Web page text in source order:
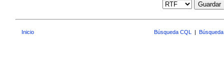
Guardar
Inicio Búsqueda CQL